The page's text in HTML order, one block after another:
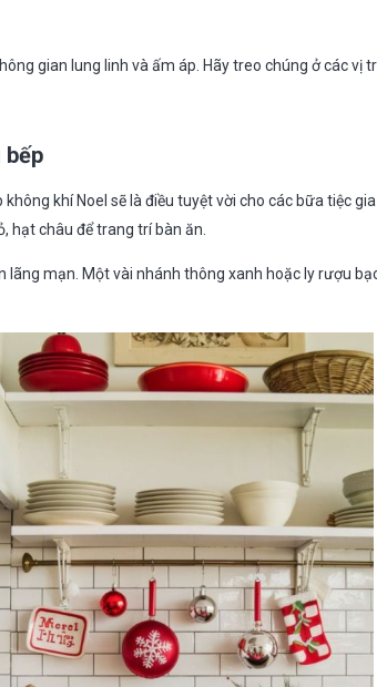
gian lung linh và ấm áp. Hãy treo chúng ở các vị
bếp
khí Noel sẽ là điều tuyệt vời cho các bữa tiệc
hạt châu để trang trí bàn ăn.
lãng mạn. Một vài nhánh thông xanh hoặc ly rượu